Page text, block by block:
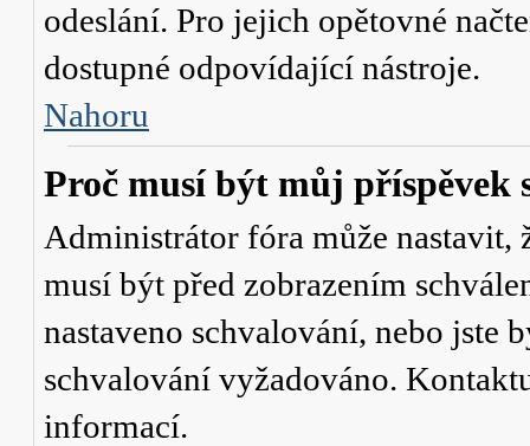
odeslání. Pro jejich opětovné
dostupné odpovídající nástroje.
Nahoru
Proč musí být můj příspěvek
Administrátor fóra může nastavit,
musí být před zobrazením
nastaveno schvalování, nebo jste
schvalování vyžadováno.
informací.